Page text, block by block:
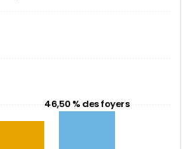
46,50 % des foyers